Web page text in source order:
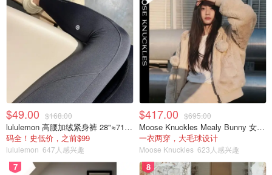
$49.00 $168.00
lululemon 高腰加绒紧身裤 28"≈71cm 5个口袋
码全！史低价，之前$99
lululemon 647人感兴趣
$417.00 $695.00
Moose Knuckles Mealy Bunny 女士双面穿连帽外套
一衣两穿，大毛球设计
Moose Knuckles 623人感兴趣
7 8